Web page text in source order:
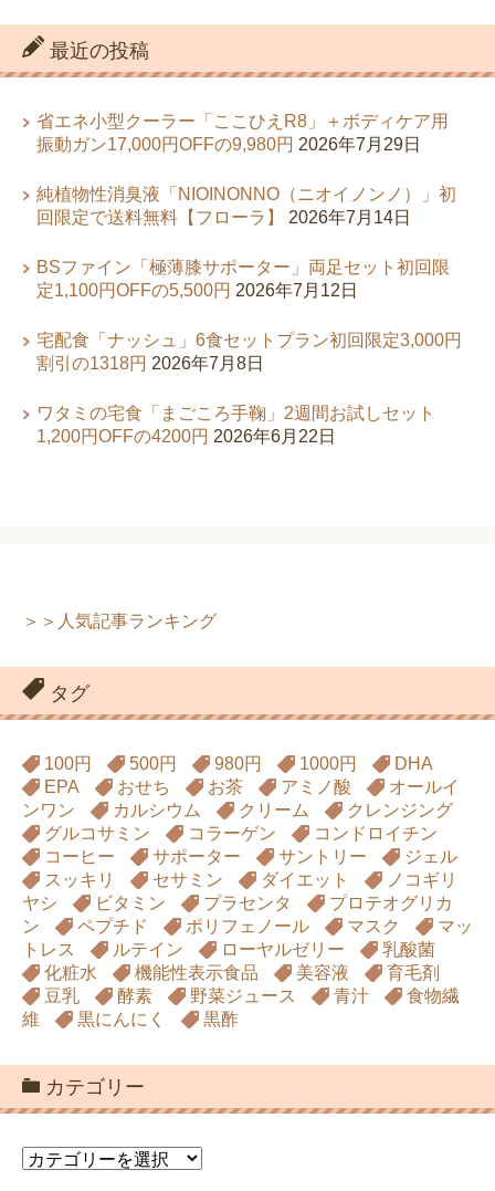
最近の投稿
省エネ小型クーラー「ここひえR8」＋ボディケア用
振動ガン17,000円OFFの9,980円 2026年7月29日
純植物性消臭液「NIOINONNO（ニオイノンノ）」初
回限定で送料無料【フローラ】
2026年7月14日
BSファイン「極薄膝サポーター」両足セット初回限
定1,100円OFFの5,500円 2026年7月12日
宅配食「ナッシュ」6食セットプラン初回限定3,000円
割引の1318円 2026年7月8日
ワタミの宅食「まごころ手鞠」2週間お試しセット
1,200円OFFの4200円 2026年6月22日
＞＞人気記事ランキング
タグ
100円 500円 980円 1000円
DHA
EPA
おせち お茶 アミノ酸
オールイ
ンワン
カルシウム クリーム
クレンジング
グルコサミン
コラーゲン
コンドロイチン
コーヒー
サポーター サントリー
ジェル
スッキリ
セサミン ダイエット
ノコギリ
ヤシ
ビタミン プラセンタ
プロテオグリカ
ン
ペプチド ポリフェノール マスク
マッ
トレス
ルテイン ローヤルゼリー
乳酸菌
化粧水
機能性表示食品 美容液
育毛剤
豆乳
酵素 野菜ジュース 青汁
食物繊
維
黒にんにく 黒酢
カテゴリー
カ